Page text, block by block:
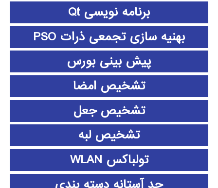
برنامه نویسی Qt
بهنیه سازی تجمعی ذرات PSO
پیش بینی بورس
تشخیص امضا
تشخیص جعل
تشخیص لبه
تولباکس WLAN